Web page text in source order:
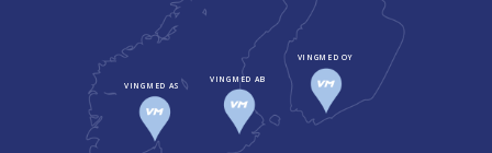
VINGMED AS
VINGMED AB
VINGMED OY